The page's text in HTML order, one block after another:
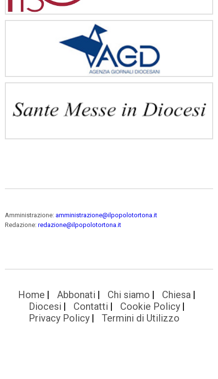
Amministrazione: amministrazione@ilpopolotortona.it
Redazione: redazione@ilpopolotortona.it
Home Abbonati Chi siamo
Chiesa
Diocesi
Contatti
Cookie Policy
Privacy Policy
Termini di Utilizzo